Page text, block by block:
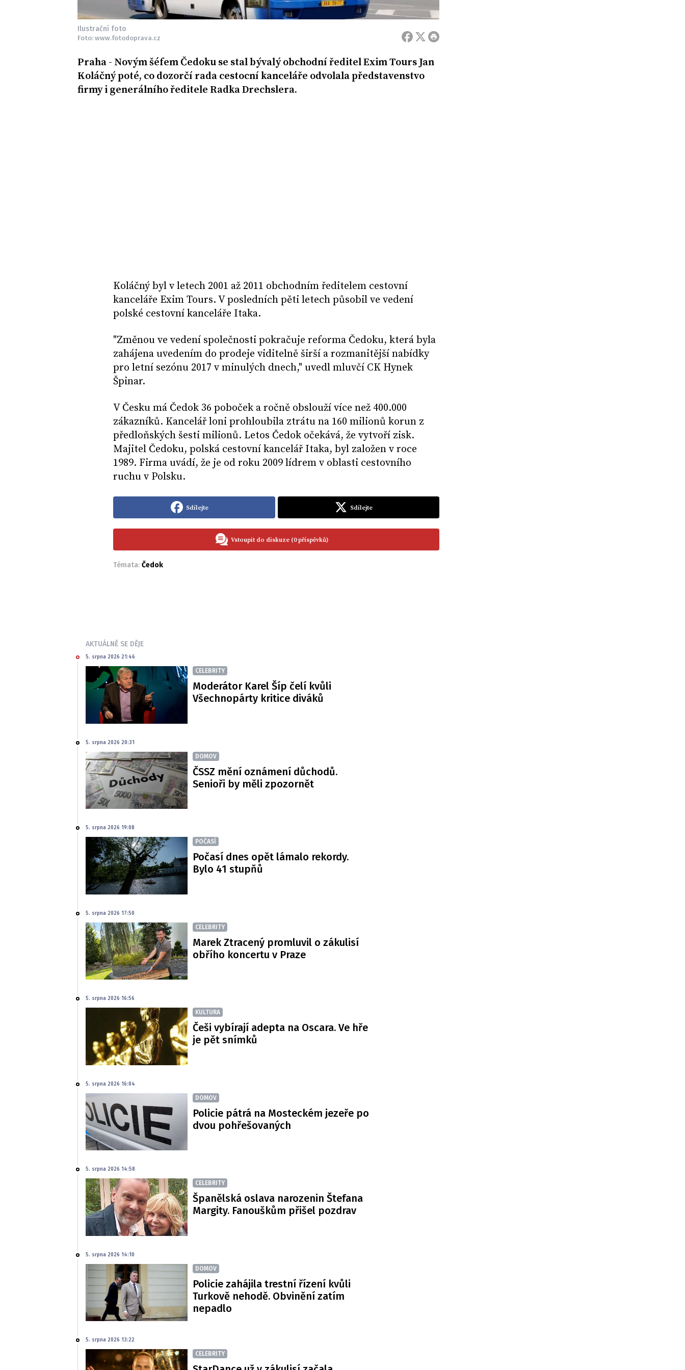
Ilustrační foto
Foto: www.fotodoprava.cz
Praha - Novým šéfem Čedoku se stal bývalý obchodní ředitel Exim Tours Jan
Koláčný poté, co dozorčí rada cestocní kanceláře odvolala představenstvo
firmy i generálního ředitele Radka Drechslera.
Koláčný byl v letech 2001 až 2011 obchodním ředitelem cestovní
kanceláře Exim Tours. V posledních pěti letech působil ve vedení
polské cestovní kanceláře Itaka.
"Změnou ve vedení společnosti pokračuje reforma Čedoku, která byla
zahájena uvedením do prodeje viditelně širší a rozmanitější nabídky
pro letní sezónu 2017 v minulých dnech," uvedl mluvčí CK Hynek
Špinar.
V Česku má Čedok 36 poboček a ročně obslouží více než 400.000
zákazníků. Kancelář loni prohloubila ztrátu na 160 milionů korun z
předloňských šesti milionů. Letos Čedok očekává, že vytvoří zisk.
Majitel Čedoku, polská cestovní kancelář Itaka, byl založen v roce
1989. Firma uvádí, že je od roku 2009 lídrem v oblasti cestovního
ruchu v Polsku.
Sdílejte Sdílejte
Vstoupit do diskuze (0 příspěvků)
Témata: Čedok
AKTUÁLNĚ SE DĚJE
5. srpna 2026 21:46
CELEBRITY
Moderátor Karel Šíp čelí kvůli
Všechnopárty kritice diváků
5. srpna 2026 20:31
DOMOV
ČSSZ mění oznámení důchodů.
Senioři by měli zpozornět
5. srpna 2026 19:08
POČASÍ
Počasí dnes opět lámalo rekordy.
Bylo 41 stupňů
5. srpna 2026 17:50
CELEBRITY
Marek Ztracený promluvil o zákulisí
obřího koncertu v Praze
5. srpna 2026 16:56
KULTURA
Češi vybírají adepta na Oscara. Ve hře
je pět snímků
5. srpna 2026 16:04
DOMOV
Policie pátrá na Mosteckém jezeře po
dvou pohřešovaných
5. srpna 2026 14:58
CELEBRITY
Španělská oslava narozenin Štefana
Margity. Fanouškům přišel pozdrav
5. srpna 2026 14:10
DOMOV
Policie zahájila trestní řízení kvůli
Turkově nehodě. Obvinění zatím
nepadlo
5. srpna 2026 13:22
CELEBRITY